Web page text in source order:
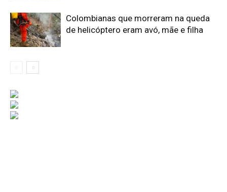
Colombianas que morreram na queda
de helicóptero eram avó, mãe e filha